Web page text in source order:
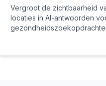
Vergroot de zichtbaarheid
locaties in AI-antwoorden